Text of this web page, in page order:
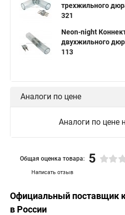
трехжильного
321
Neon-night
двухжильного
113
Аналоги по цене
Аналоги по цене
Написать отзыв
Общая оценка товара: 5
Официальный поставщик
в России